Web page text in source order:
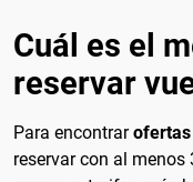
Cuál es el
reservar
Para encontrarofertas
reservar con al menos